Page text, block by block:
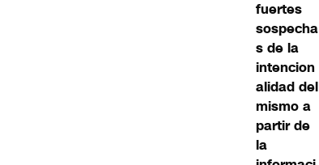
fuertes
sospecha
s de la
intencion
alidad del
mismo a
partir de
la